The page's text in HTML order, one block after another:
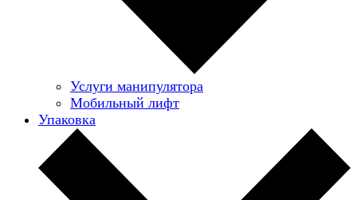
Услуги манипулятора
Мобильный лифт
Упаковка